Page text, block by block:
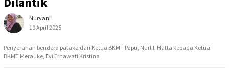
Nuryani
19 April 2025
Penyerahan bendera pataka dari Ketua BKMT Papu, Nurlili Hatta kepada Ketua
BKMT Merauke, Evi Ernawati Kristina